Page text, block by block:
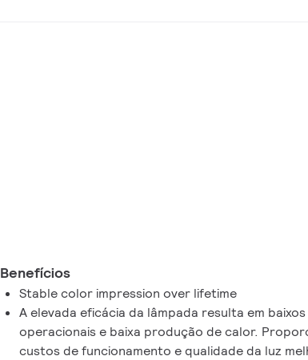
Benefícios
Stable color impression over lifetime
A elevada eficácia da lâmpada resulta em
operacionais e baixa produção de calor.
custos de funcionamento e qualidade da luz